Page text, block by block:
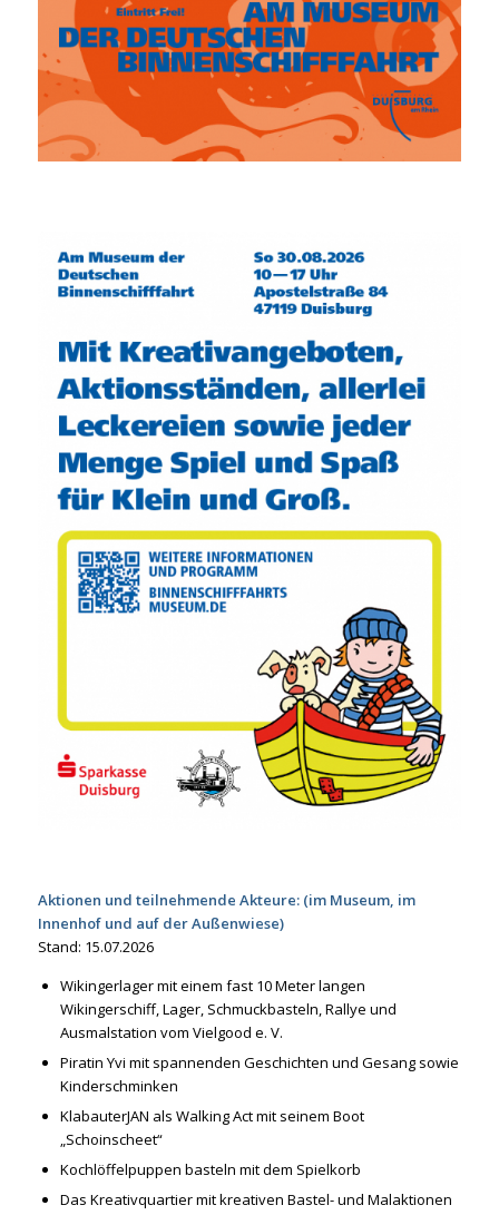
Aktionen und teilnehmende Akteure: (im Museum, im
Innenhof und auf der Außenwiese)
Stand: 15.07.2026
Wikingerlager mit einem fast 10 Meter langen
Wikingerschiff, Lager, Schmuckbasteln, Rallye und
Ausmalstation vom Vielgood e. V.
Piratin Yvi mit spannenden Geschichten und Gesang sowie
Kinderschminken
KlabauterJAN als Walking Act mit seinem Boot
„Schoinscheet“
Kochlöffelpuppen basteln mit dem Spielkorb
Das Kreativquartier mit kreativen Bastel- und Malaktionen